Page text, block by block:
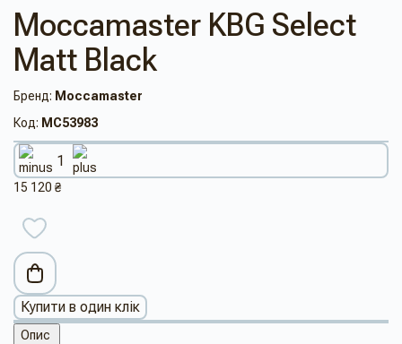
Moccamaster KBG Select
Matt Black
Бренд: Moccamaster
Код: MC53983
15 120 ₴
Купити в один клік
Опис